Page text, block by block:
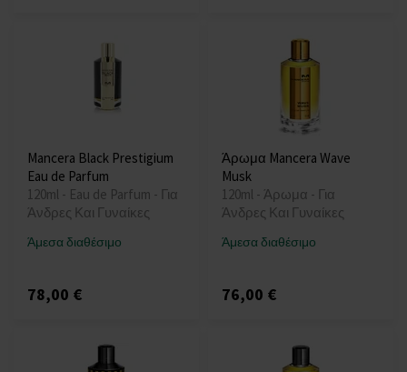
Mancera Black Prestigium
Eau de Parfum
120ml - Eau de Parfum - Για
Άνδρες Και Γυναίκες
Άμεσα διαθέσιμο
78,00 €
Άρωμα Mancera Wave
Musk
120ml - Άρωμα - Για
Άνδρες Και Γυναίκες
Άμεσα διαθέσιμο
76,00 €